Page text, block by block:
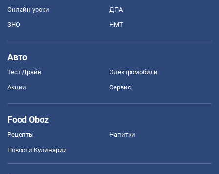
Онлайн уроки ДПА
ЗНО НМТ
Авто
Тест Драйв Электромобили
Акции Сервис
Food Oboz
Рецепты Напитки
Новости Кулинарии